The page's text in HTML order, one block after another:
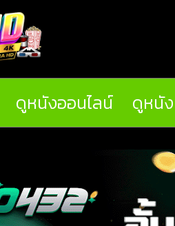
ดูหนังออนไลน์ ดูหนั